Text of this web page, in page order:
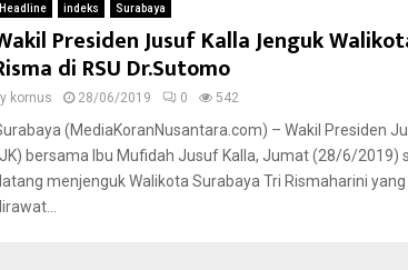
Headline indeks Surabaya
Presiden Jusuf Kalla Jenguk
di RSU Dr.Sutomo
kornus 28/06/2019 0 542
(MediaKoranNusantara.com) – Wakil Presiden
bersama Ibu Mufidah Jusuf Kalla, Jumat (28/6/2019)
menjenguk Walikota Surabaya Tri Rismaharini